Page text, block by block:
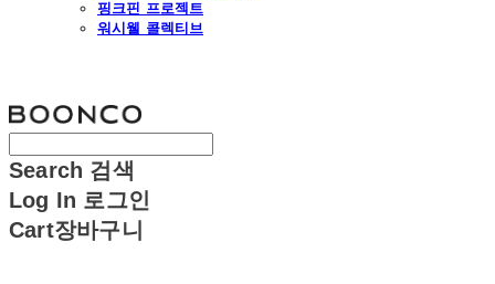
핑크핀 프로젝트
워시웰 콜렉티브
Search 검색
Log In 로그인
Cart장바구니